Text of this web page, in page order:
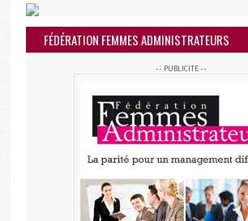
FÉDÉRATION FEMMES ADMINISTRATEURS
-- PUBLICITE --